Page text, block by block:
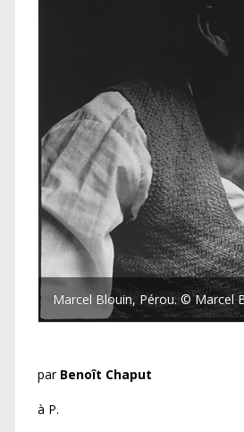
Marcel Blouin, Pérou. © Marcel
par Benoît Chaput
à P.